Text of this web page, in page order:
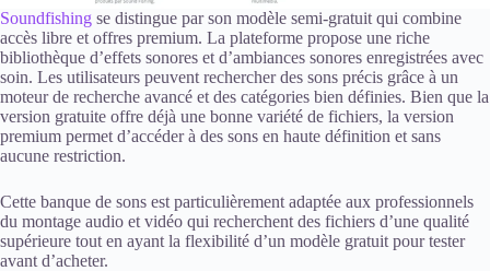
Soundfishing se distingue par son modèle semi-gratuit qui combine
accès libre et offres premium. La plateforme propose une riche
bibliothèque d’effets sonores et d’ambiances sonores enregistrées avec
soin. Les utilisateurs peuvent rechercher des sons précis grâce à un
moteur de recherche avancé et des catégories bien définies. Bien que la
version gratuite offre déjà une bonne variété de fichiers, la version
premium permet d’accéder à des sons en haute définition et sans
aucune restriction.
Cette banque de sons est particulièrement adaptée aux professionnels
du montage audio et vidéo qui recherchent des fichiers d’une qualité
supérieure tout en ayant la flexibilité d’un modèle gratuit pour tester
avant d’acheter.